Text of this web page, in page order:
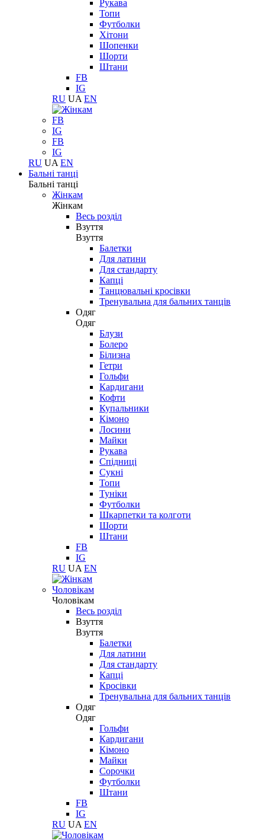
Рукава
Топи
Футболки
Хітони
Шопенки
Шорти
Штани
FB
IG
RU UA EN
FB
IG
FB
IG
RU UA EN
Бальні танці
Бальні танці
Жінкам
Жінкам
Весь розділ
Взуття
Взуття
Балетки
Для латини
Для стандарту
Капці
Танцювальні кросівки
Тренувальна для бальних танців
Одяг
Одяг
Блузи
Болеро
Білизна
Гетри
Гольфи
Кардигани
Кофти
Купальники
Кімоно
Лосини
Майки
Рукава
Спідниці
Сукні
Топи
Туніки
Футболки
Шкарпетки та колготи
Шорти
Штани
FB
IG
RU UA EN
Чоловікам
Чоловікам
Весь розділ
Взуття
Взуття
Балетки
Для латини
Для стандарту
Капці
Кросівки
Тренувальна для бальних танців
Одяг
Одяг
Гольфи
Кардигани
Кімоно
Майки
Сорочки
Футболки
Штани
FB
IG
RU UA EN